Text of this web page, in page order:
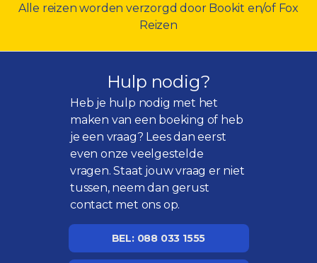
Alle reizen worden verzorgd door Bookit en/of Fox
Reizen
Hulp nodig?
Heb je hulp nodig met het
maken van een boeking of heb
je een vraag? Lees dan eerst
even onzeveelgestelde
vragen. Staat jouw vraag er niet
tussen, neem dan gerust
contact met ons op.
BEL: 088 033 1555